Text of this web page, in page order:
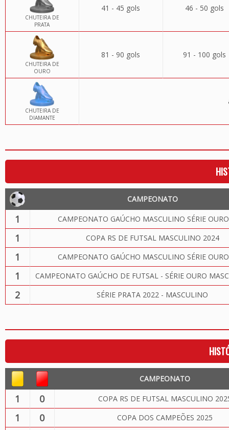
CHUTEIRA DE
PRATA
41 - 45 gols 46 - 50 gols
CHUTEIRA DE
OURO
81 - 90 gols 91 - 100 gols
CHUTEIRA DE
DIAMANTE
CAMPEONATO
1 CAMPEONATO GAÚCHO MASCULINO SÉRIE
1 COPA RS DE FUTSAL MASCULINO 2024
1 CAMPEONATO GAÚCHO MASCULINO SÉRIE
1 CAMPEONATO GAÚCHO DE FUTSAL - SÉRIE OURO
2 SÉRIE PRATA 2022 - MASCULINO
CAMPEONATO
1 0 COPA RS DE FUTSAL MASCULINO
1 0 COPA DOS CAMPEÕES 2025